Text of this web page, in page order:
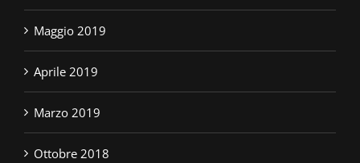
Maggio 2019
Aprile 2019
Marzo 2019
Ottobre 2018